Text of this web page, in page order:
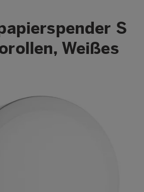
S
Weißes